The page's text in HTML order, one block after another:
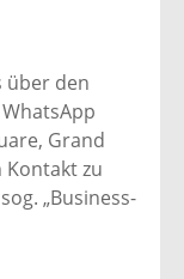
über den
Grand
Kontakt zu
„Business-